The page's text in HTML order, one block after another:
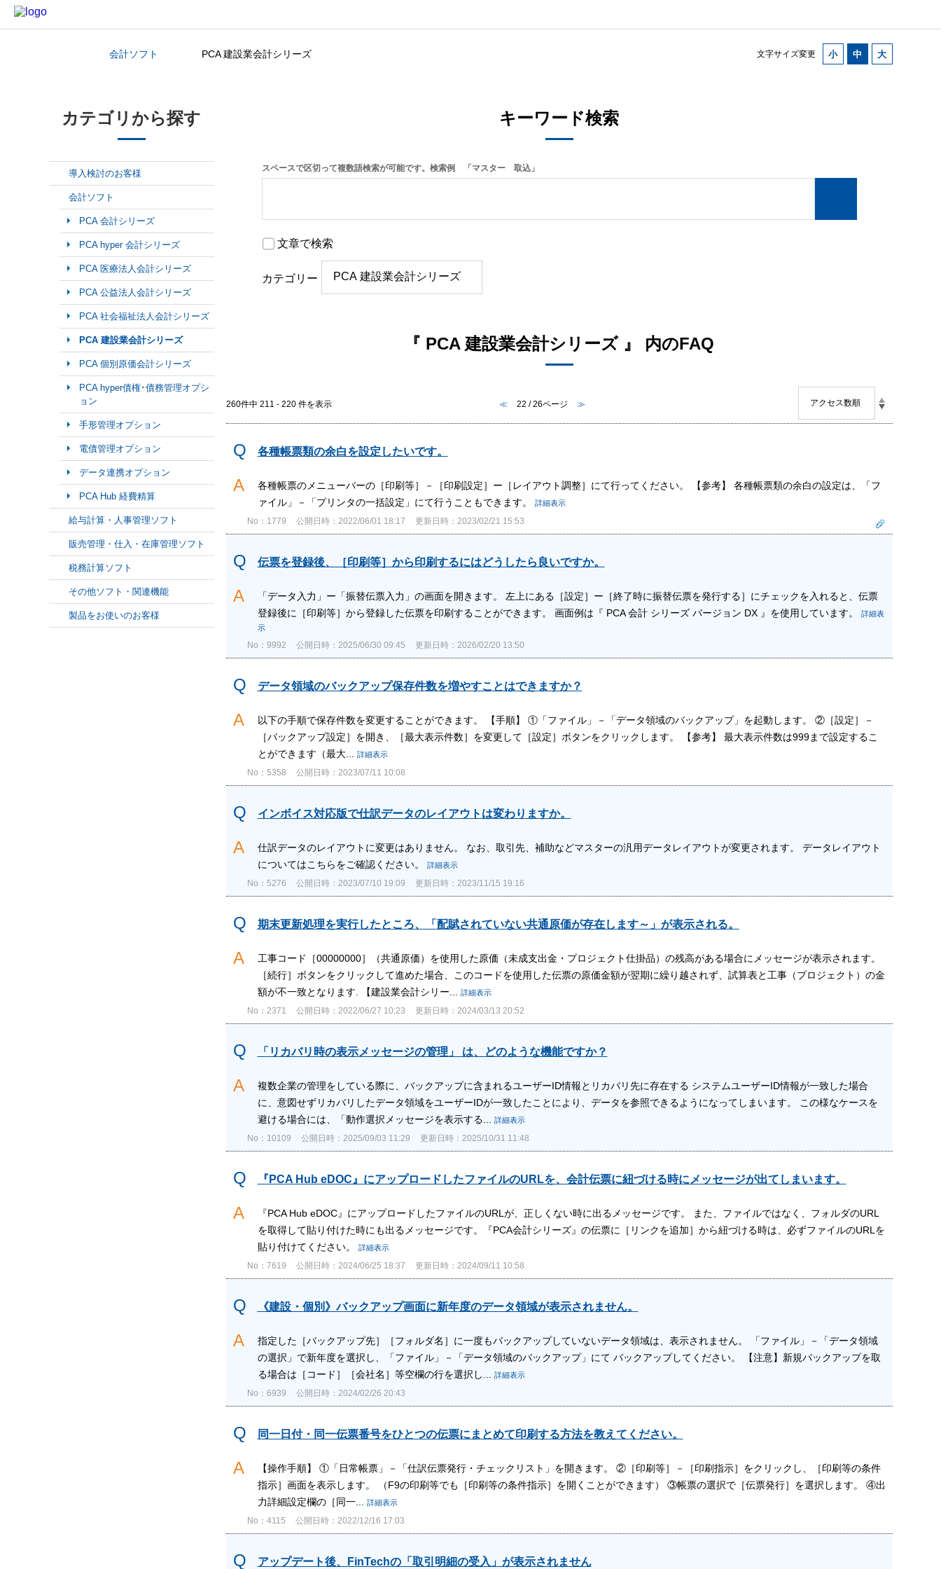
文字サイズ変更
カテゴリから探す
会計ソフト PCA 建設業会計シリーズ
カテゴリから探す
導入検討のお客様
会計ソフト
PCA 会計シリーズ
PCA hyper 会計シリーズ
PCA 医療法人会計シリーズ
PCA 公益法人会計シリーズ
PCA 社会福祉法人会計シリーズ
PCA 建設業会計シリーズ
PCA 個別原価会計シリーズ
PCA hyper債権･債務管理オプシ
ョン
手形管理オプション
電債管理オプション
データ連携オプション
PCA Hub 経費精算
給与計算・人事管理ソフト
販売管理・仕入・在庫管理ソフト
税務計算ソフト
その他ソフト・関連機能
製品をお使いのお客様
キーワード検索
スペースで区切って複数語検索が可能です。検索例 「マスター 取込」
文章で検索
カテゴリー
『 PCA 建設業会計シリーズ 』 内のFAQ
260件中 211 - 220 件を表示 ≪ 22 / 26ページ ≫
各種帳票類の余白を設定したいです。
各種帳票のメニューバーの［印刷等］－［印刷設定］ー［レイアウト調整］にて行ってください。 【参考】 各種帳票類の余白の設定は、「フ
ァイル」－「プリンタの一括設定」にて行うこともできます。
詳細表示
No：1779 公開日時：2022/06/01 18:17 更新日時：2023/02/21 15:53
伝票を登録後、［印刷等］から印刷するにはどうしたら良いですか。
「データ入力」ー「振替伝票入力」の画面を開きます。 左上にある［設定］ー［終了時に振替伝票を発行する］にチェックを入れると、伝票
登録後に［印刷等］から登録した伝票を印刷することができます。 画面例は『 PCA 会計 シリーズ バージョン DX 』を使用しています。
詳細表
示
No：9992 公開日時：2025/06/30 09:45 更新日時：2026/02/20 13:50
データ領域のバックアップ保存件数を増やすことはできますか？
以下の手順で保存件数を変更することができます。 【手順】 ①「ファイル」－「データ領域のバックアップ」を起動します。 ②［設定］－
［バックアップ設定］を開き、［最大表示件数］を変更して［設定］ボタンをクリックします。 【参考】 最大表示件数は999まで設定するこ
とができます（最大...
詳細表示
No：5358 公開日時：2023/07/11 10:08
インボイス対応版で仕訳データのレイアウトは変わりますか。
仕訳データのレイアウトに変更はありません。 なお、取引先、補助などマスターの汎用データレイアウトが変更されます。 データレイアウト
についてはこちらをご確認ください。
詳細表示
No：5276 公開日時：2023/07/10 19:09 更新日時：2023/11/15 19:16
期末更新処理を実行したところ、「配賦されていない共通原価が存在します～」が表示される。
工事コード［00000000］（共通原価）を使用した原価（未成支出金・プロジェクト仕掛品）の残高がある場合にメッセージが表示されます。
［続行］ボタンをクリックして進めた場合、このコードを使用した伝票の原価金額が翌期に繰り越されず、試算表と工事（プロジェクト）の金
額が不一致となります. 【建設業会計シリー...
詳細表示
No：2371 公開日時：2022/06/27 10:23 更新日時：2024/03/13 20:52
「リカバリ時の表示メッセージの管理」 は、どのような機能ですか？
複数企業の管理をしている際に、バックアップに含まれるユーザーID情報とリカバリ先に存在する システムユーザーID情報が一致した場合
に、意図せずリカバリしたデータ領域をユーザーIDが一致したことにより、データを参照できるようになってしまいます。 この様なケースを
避ける場合には、「動作選択メッセージを表示する...
詳細表示
No：10109 公開日時：2025/09/03 11:29 更新日時：2025/10/31 11:48
『PCA Hub eDOC』にアップロードしたファイルのURLを、会計伝票に紐づける時にメッセージが出てしまいます。
『PCA Hub eDOC』にアップロードしたファイルのURLが、正しくない時に出るメッセージです。 また、ファイルではなく、フォルダのURL
を取得して貼り付けた時にも出るメッセージです。『PCA会計シリーズ』の伝票に［リンクを追加］から紐づける時は、必ずファイルのURLを
貼り付けてください。
詳細表示
No：7619 公開日時：2024/06/25 18:37 更新日時：2024/09/11 10:58
《建設・個別》バックアップ画面に新年度のデータ領域が表示されません。
指定した［バックアップ先］［フォルダ名］に一度もバックアップしていないデータ領域は、表示されません。 「ファイル」－「データ領域
の選択」で新年度を選択し、「ファイル」－「データ領域のバックアップ」にて バックアップしてください。 【注意】新規バックアップを取
る場合は［コード］［会社名］等空欄の行を選択し...
詳細表示
No：6939 公開日時：2024/02/26 20:43
同一日付・同一伝票番号をひとつの伝票にまとめて印刷する方法を教えてください。
【操作手順】 ①「日常帳票」－「仕訳伝票発行・チェックリスト」を開きます。 ②［印刷等］－［印刷指示］をクリックし、［印刷等の条件
指示］画面を表示します。 （F9の印刷等でも［印刷等の条件指示］を開くことができます） ③帳票の選択で［伝票発行］を選択します。 ④出
力詳細設定欄の［同一...
詳細表示
No：4115 公開日時：2022/12/16 17:03
アップデート後、FinTechの「取引明細の受入」が表示されません